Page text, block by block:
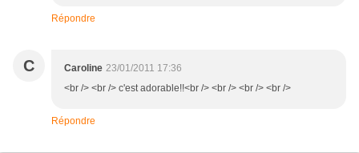
Répondre
C Caroline 23/01/2011 17:36
<br /> <br /> c'est adorable!!<br /> <br /> <br /> <br />
Répondre